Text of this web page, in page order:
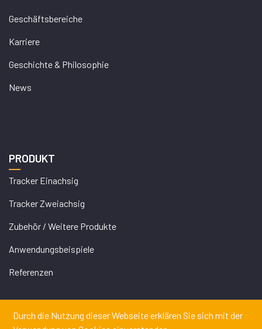
Geschäftsbereiche
Karriere
Geschichte & Philosophie
News
PRODUKT
Tracker Einachsig
Tracker Zweiachsig
Zubehör / Weitere Produkte
Anwendungsbeispiele
Referenzen
Durch die Nutzung dieser Webseite erklären Sie sich mit der